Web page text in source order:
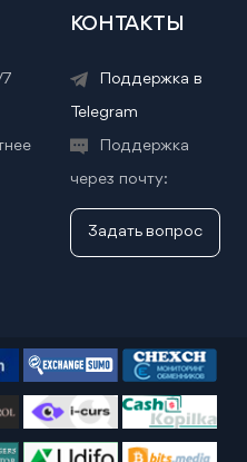
КОНТАКТЫ
Поддержка в
Telegram
Поддержка
через почту:
Задать вопрос